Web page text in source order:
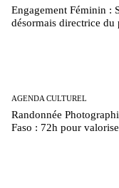
Engagement Féminin :
désormais directrice du
AGENDA CULTUREL
Randonnée
Faso : 72h pour